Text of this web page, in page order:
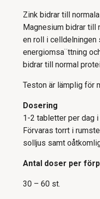
Zink bidrar till
Magnesium bidrar till
en roll i celldelningen
energiomsa¨ttning
bidrar till normal
Teston är lämplig för
Dosering
1-2 tabletter per dag
Förvaras torrt i
solljus samt
Antal doser per
30 – 60 st.